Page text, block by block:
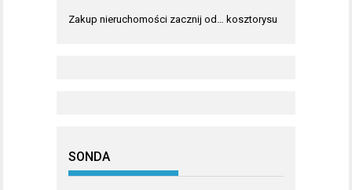
Zakup nieruchomości zacznij od… kosztorysu
SONDA